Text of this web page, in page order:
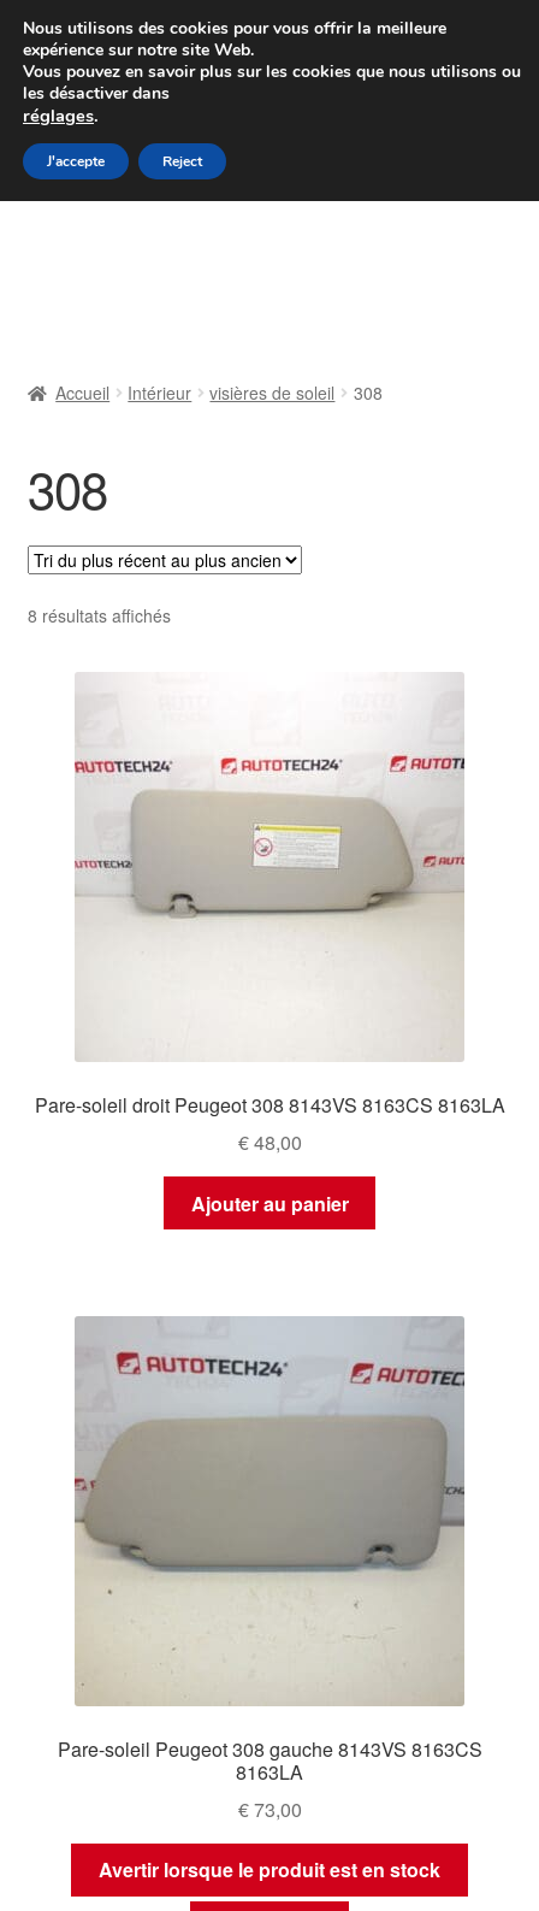
Colissimo livraison à partir de 7 EUR
Du lundi au vendredi de 9 h à 16 h
Aller
à
Aller
au
Livraison
Livraison internationale
Mon compte
Paiements
Politique de confidentialité
Accueil Intérieur visières de soleil 308
308
8 résultats affichésTrié
ancien
Pare-soleil droit Peugeot 308 8143VS 8163CS 8163LA
€48,00
Ajouter au panier
Pare-soleil Peugeot 308 gauche 8143VS 8163CS
8163LA
€73,00
Avertir lorsque le produit est en stock
Nous utilisons des cookies pour vous offrir la meilleure
expérience sur notre site Web.
Vous pouvez en savoir plus sur les cookies que nous utilisons ou
les désactiver dans
réglages.
J'accepte Reject